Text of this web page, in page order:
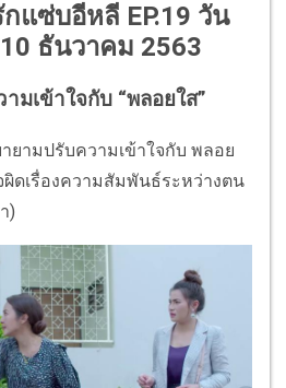
กแซ่บอีหลี EP.19 วัน
ธันวาคม 2563
ามเข้าใจกับ “พลอยใส”
ยามปรับความเข้าใจกับ พลอย
ดเรื่องความสัมพันธ์ระหว่างตน
)